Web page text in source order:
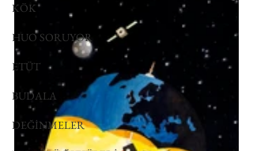
KÖK
HUO SORUYOR
ETÜT
BUDALA
DEĞİNMELER